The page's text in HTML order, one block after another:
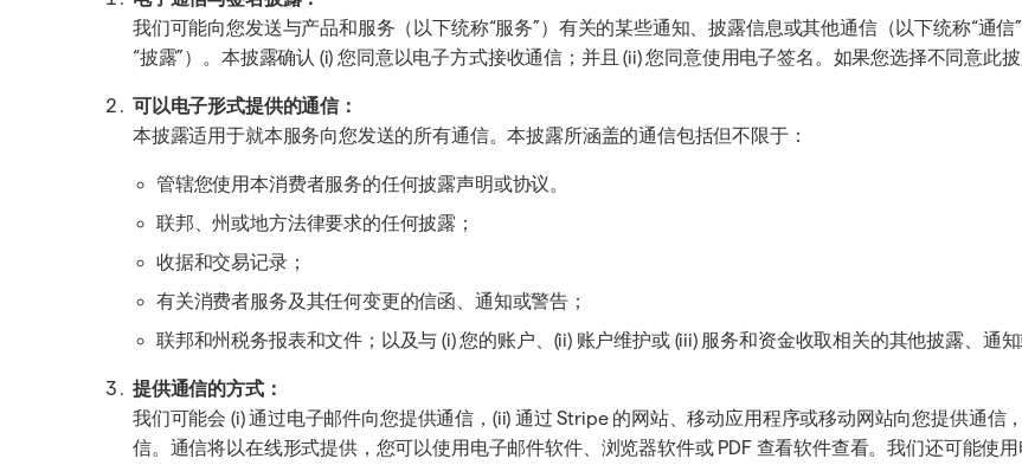
我们可能向您发送与产品和服务（以下统称“服务”）有关的某些通知、披露信息或其他通信（以下统称“通
“披露”）。本披露确认 (i) 您同意以电子方式接收通信；并且 (ii) 您同意使用电子签名。如果您选择不同意此
可以电子形式提供的通信：
本披露适用于就本服务向您发送的所有通信。本披露所涵盖的通信包括但不限于：
管辖您使用本消费者服务的任何披露声明或协议。
联邦、州或地方法律要求的任何披露；
收据和交易记录；
有关消费者服务及其任何变更的信函、通知或警告；
联邦和州税务报表和文件；以及与 (i) 您的账户、(ii) 账户维护或 (iii) 服务和资金收取相关的其他披露、通知
提供通信的方式：
我们可能会 (i) 通过电子邮件向您提供通信，(ii) 通过 Stripe 的网站、移动应用程序或移动网站向您提供通信
信。通信将以在线形式提供，您可以使用电子邮件软件、浏览器软件或 PDF 查看软件查看。我们还可能使